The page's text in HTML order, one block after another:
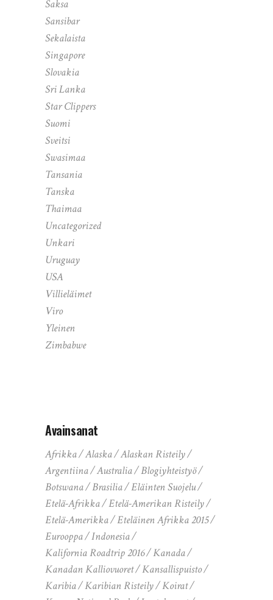
Saksa
Sansibar
Sekalaista
Singapore
Slovakia
Sri Lanka
Star Clippers
Suomi
Sveitsi
Swasimaa
Tansania
Tanska
Thaimaa
Uncategorized
Unkari
Uruguay
USA
Villieläimet
Viro
Yleinen
Zimbabwe
Avainsanat
Afrikka Alaska
Alaskan Risteily
Argentiina
Australia
Blogiyhteistyö
Botswana
Brasilia
Eläinten Suojelu
Etelä-Afrikka
Etelä-Amerikan Risteily
Etelä-Amerikka
Eteläinen Afrikka 2015
Eurooppa
Indonesia
Kalifornia Roadtrip 2016
Kanada
Kanadan Kalliovuoret
Kansallispuisto
Karibia
Karibian Risteily
Koirat